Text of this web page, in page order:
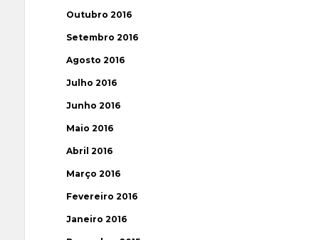
Outubro 2016
Setembro 2016
Agosto 2016
Julho 2016
Junho 2016
Maio 2016
Abril 2016
Março 2016
Fevereiro 2016
Janeiro 2016